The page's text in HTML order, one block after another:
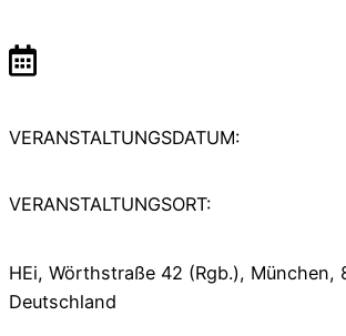
VERANSTALTUNGSDATUM:
VERANSTALTUNGSORT:
HEi, Wörthstraße 42 (Rgb.), München,
Deutschland